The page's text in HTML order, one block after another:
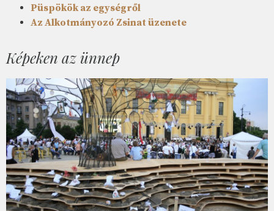
Püspökök az egységről
Az Alkotmányozó Zsinat üzenete
Képeken az ünnep